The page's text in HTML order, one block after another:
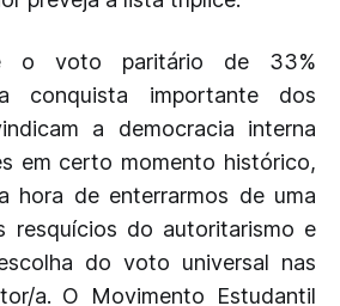
o voto paritário de 33%
conquista importante dos
a democracia interna
em certo momento histórico,
hora de enterrarmos de uma
resquícios do autoritarismo e
do voto universal nas
a. O Movimento Estudantil